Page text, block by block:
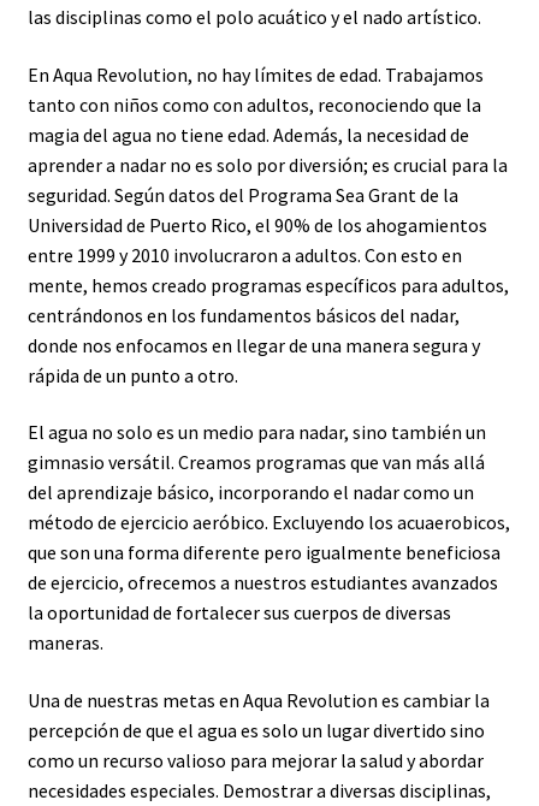
las disciplinas como el polo acuático y el nado artístico.
En Aqua Revolution, no hay límites de edad. Trabajamos
tanto con niños como con adultos, reconociendo que la
magia del agua no tiene edad. Además, la necesidad de
aprender a nadar no es solo por diversión; es crucial para la
seguridad. Según datos del Programa Sea Grant de la
Universidad de Puerto Rico, el 90% de los ahogamientos
entre 1999 y 2010 involucraron a adultos. Con esto en
mente, hemos creado programas específicos para adultos,
centrándonos en los fundamentos básicos del nadar,
donde nos enfocamos en llegar de una manera segura y
rápida de un punto a otro.
El agua no solo es un medio para nadar, sino también un
gimnasio versátil. Creamos programas que van más allá
del aprendizaje básico, incorporando el nadar como un
método de ejercicio aeróbico. Excluyendo los acuaerobicos,
que son una forma diferente pero igualmente beneficiosa
de ejercicio, ofrecemos a nuestros estudiantes avanzados
la oportunidad de fortalecer sus cuerpos de diversas
maneras.
Una de nuestras metas en Aqua Revolution es cambiar la
percepción de que el agua es solo un lugar divertido sino
como un recurso valioso para mejorar la salud y abordar
necesidades especiales. Demostrar a diversas disciplinas,